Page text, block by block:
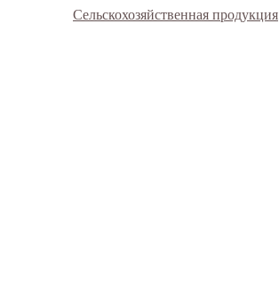
Сельскохозяйственная продукция